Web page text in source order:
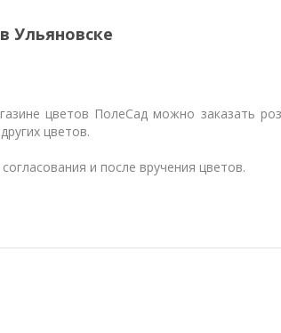
Ульяновске
цветов ПолеСад можно заказать
цветов.
и после вручения цветов.